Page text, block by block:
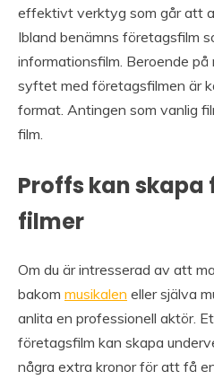
effektivt verktyg som går att
Ibland benämns företagsfilm
informationsfilm. Beroende
syftet med företagsfilmen är
format. Antingen som vanlig
film.
Proffs kan
filmer
Om du är intresserad av att
bakom musikalen eller själva
anlita en professionell aktör.
företagsfilm kan skapa
några extra kronor för att få